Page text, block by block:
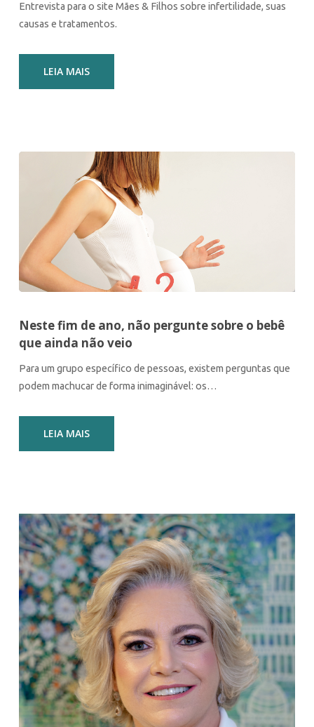
Entrevista para o site Mães & Filhos sobre infertilidade, suas
causas e tratamentos.
LEIA MAIS
Neste fim de ano, não pergunte sobre o bebê
que ainda não veio
Para um grupo específico de pessoas, existem perguntas que
podem machucar de forma inimaginável: os…
LEIA MAIS